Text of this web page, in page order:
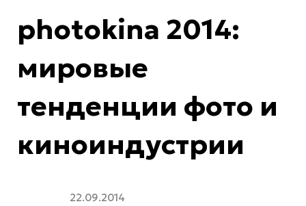
photokina 2014:
мировые
тенденции фото и
киноиндустрии
22.09.2014